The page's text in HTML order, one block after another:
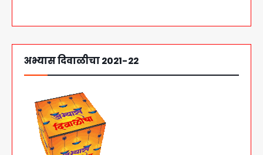
अभ्यास दिवाळीचा 2021-22